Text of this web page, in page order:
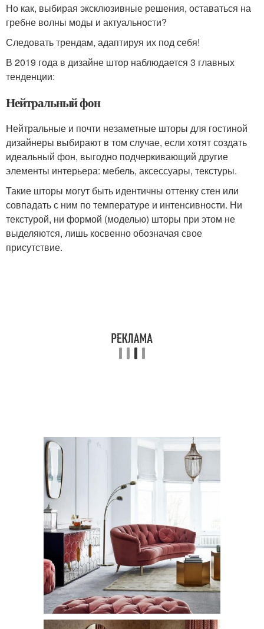
Но как, выбирая эксклюзивные решения, оставаться на
гребне волны моды и актуальности?
Следовать трендам, адаптируя их под себя!
В 2019 года в дизайне штор наблюдается 3 главных
тенденции:
Нейтральный фон
Нейтральные и почти незаметные шторы для гостиной
дизайнеры выбирают в том случае, если хотят создать
идеальный фон, выгодно подчеркивающий другие
элементы интерьера: мебель, аксессуары, текстуры.
Такие шторы могут быть идентичны оттенку стен или
совпадать с ним по температуре и интенсивности. Ни
текстурой, ни формой (моделью) шторы при этом не
выделяются, лишь косвенно обозначая свое
присутствие.